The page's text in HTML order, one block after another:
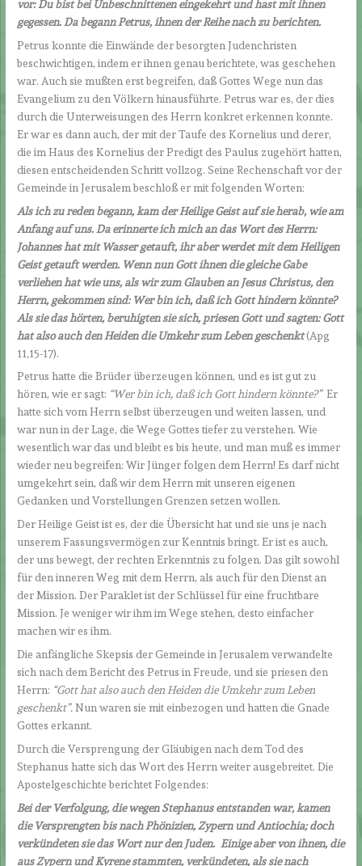
vor: Du bist bei Unbeschnittenen eingekehrt und hast mit ihnen
gegessen. Da begann Petrus, ihnen der Reihe nach zu berichten.
Petrus konnte die Einwände der besorgten Judenchristen
beschwichtigen, indem er ihnen genau berichtete, was geschehen
war. Auch sie mußten erst begreifen, daß Gottes Wege nun das
Evangelium zu den Völkern hinausführte. Petrus war es, der dies
durch die Unterweisungen des Herrn konkret erkennen konnte.
Er war es dann auch, der mit der Taufe des Kornelius und derer,
die im Haus des Kornelius der Predigt des Paulus zugehört hatten,
diesen entscheidenden Schritt vollzog. Seine Rechenschaft vor der
Gemeinde in Jerusalem beschloß er mit folgenden Worten:
Als ich zu reden begann, kam der Heilige Geist auf sie herab, wie am
Anfang auf uns. Da erinnerte ich mich an das Wort des Herrn:
Johannes hat mit Wasser getauft, ihr aber werdet mit dem Heiligen
Geist getauft werden. Wenn nun Gott ihnen die gleiche Gabe
verliehen hat wie uns, als wir zum Glauben an Jesus Christus, den
Herrn, gekommen sind: Wer bin ich, daß ich Gott hindern könnte?
Als sie das hörten, beruhigten sie sich, priesen Gott und sagten: Gott
hat also auch den Heiden die Umkehr zum Leben geschenkt(Apg
11,15-17).
Petrus hatte die Brüder überzeugen können, und es ist gut zu
hören, wie er sagt: “Wer bin ich, daß ich Gott hindern könnte?”Er
hatte sich vom Herrn selbst überzeugen und weiten lassen, und
war nun in der Lage, die Wege Gottes tiefer zu verstehen. Wie
wesentlich war das und bleibt es bis heute, und man muß es immer
wieder neu begreifen: Wir Jünger folgen dem Herrn! Es darf nicht
umgekehrt sein, daß wir dem Herrn mit unseren eigenen
Gedanken und Vorstellungen Grenzen setzen wollen.
Der Heilige Geist ist es, der die Übersicht hat und sie uns je nach
unserem Fassungsvermögen zur Kenntnis bringt. Er ist es auch,
der uns bewegt, der rechten Erkenntnis zu folgen. Das gilt sowohl
für den inneren Weg mit dem Herrn, als auch für den Dienst an
der Mission. Der Paraklet ist der Schlüssel für eine fruchtbare
Mission. Je weniger wir ihm im Wege stehen, desto einfacher
machen wir es ihm.
Die anfängliche Skepsis der Gemeinde in Jerusalem verwandelte
sich nach dem Bericht des Petrus in Freude, und sie priesen den
Herrn: “Gott hat also auch den Heiden die Umkehr zum Leben
geschenkt”.Nun waren sie mit einbezogen und hatten die Gnade
Gottes erkannt.
Durch die Versprengung der Gläubigen nach dem Tod des
Stephanus hatte sich das Wort des Herrn weiter ausgebreitet. Die
Apostelgeschichte berichtet Folgendes:
Bei der Verfolgung, die wegen Stephanus entstanden war, kamen
die Versprengten bis nach Phönizien, Zypern und Antiochia; doch
verkündeten sie das Wort nur den Juden. Einige aber von ihnen, die
aus Zypern und Kyrene stammten, verkündeten, als sie nach